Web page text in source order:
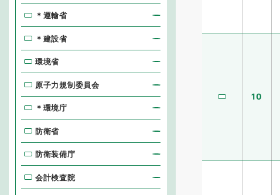
10
＊運輸省
＊建設省
環境省
原子力規制委員会
＊環境庁
防衛省
防衛装備庁
会計検査院